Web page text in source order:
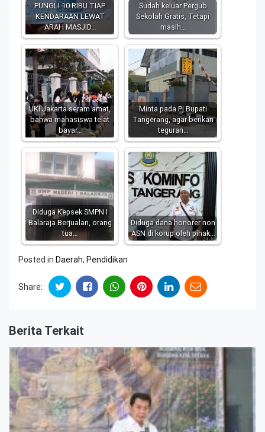
PUNGLI 10 RIBU TIAP
KENDARAAN LEWAT
ARAH MASJID…
Sudah keluar Pergub
Sekolah Gratis, Tetapi
masih…
UKI Jakarta seram amat,
bahwa mahasiswa telat
bayar…
Minta pada Pj.Bupati
Tangerang, agar berikan
teguran…
Diduga Kepsek SMPN I
Balaraja Berjualan, orang
tua…
Diduga dana honorer non
ASN di korup oleh pihak…
Posted in Daerah, Pendidikan
Share:
Berita Terkait